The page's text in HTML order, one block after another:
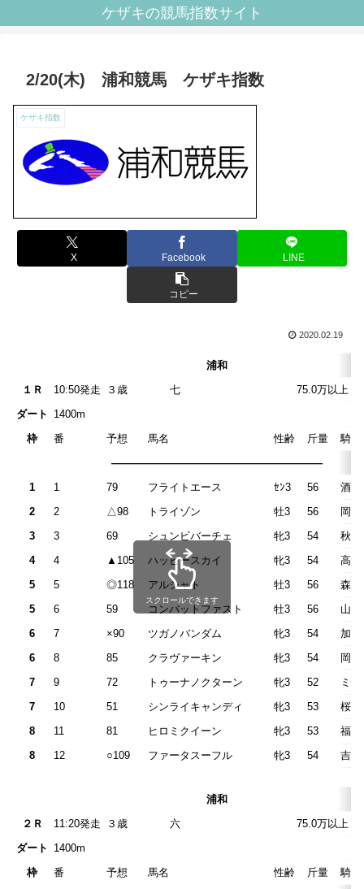
ケザキの競馬指数サイト
2/20(木) 浦和競馬 ケザキ指数
ケザキ指数
X Facebook LINE
コピー
2020.02.19
浦和
１Ｒ
10:50発走
３歳 七 75.0万以上 115.0
ダート
1400m
枠
番 予想 馬名 性齢 斤量
騎手
————————————————————
1
1 79 フライトエース ｾﾝ3 56
酒井
2
2 △98 トライゾン 牡3 56
岡村
3
3 69 シュンビバーチェ 牝3 54
秋元
4
4 ▲105 ハッピースカイ 牝3 54
高橋
5
5 ◎118 アルシャト 牡3 56
森泰
5
6 59 コンバットファスト 牡3 56
山本
6
7 ×90 ツガノバンダム 牝3 54
加藤
6
8 85 クラヴァーキン 牝3 54
岡田
7
9 72 トゥーナノクターン 牝3 52
ミ
7
10 51 シンライキャンディ 牝3 53
桜井
8
11 81 ヒロミクイーン 牝3 53
福原
8
12 ○109 ファータスーフル 牝3 54 吉留
スクロールできます
浦和
２Ｒ
11:20発走
３歳 六 75.0万以上 115.0
ダート
1400m
枠
番 予想 馬名 性齢 斤量
騎手